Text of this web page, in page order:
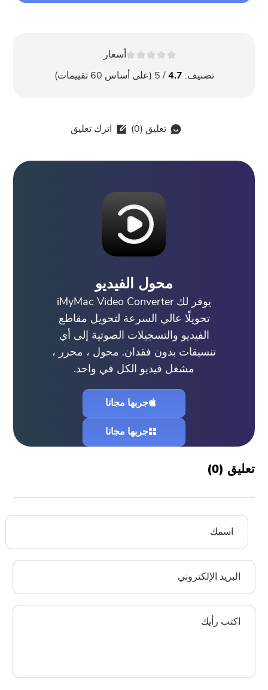
أسعار
تصنيف: 4.7/ 5 (على أساس 60 تقييمات)
تعليق (0
) اترك تعليق
محول الفيديو
يوفر لك iMyMac Video Converter
تحويلًا عالي السرعة لتحويل مقاطع
الفيديو والتسجيلات الصوتية إلى أي
تنسيقات بدون فقدان. محول ، محرر ،
مشغل فيديو الكل في واحد.
جربها مجانا
جربها مجانا
تعليق (0
)